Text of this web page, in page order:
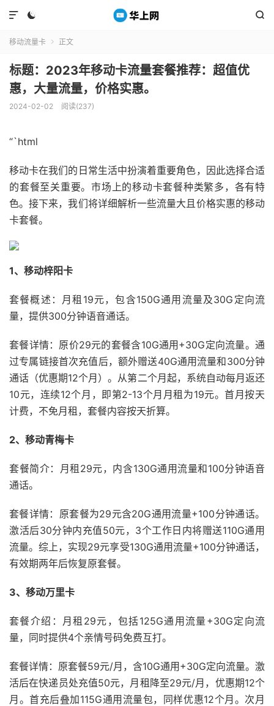
 

移动流量卡  正文
标题：2023年移动卡流量套餐推荐：超值优
惠，大量流量，价格实惠。
2024-02-02 阅读(237)
“`html
移动卡在我们的日常生活中扮演着重要角色，因此选择合适
的套餐至关重要。市场上的移动卡套餐种类繁多，各有特
色。接下来，我们将详细解析一些流量大且价格实惠的移动
卡套餐。
1、移动梓阳卡
套餐概述：月租19元，包含150G通用流量及30G定向流
量，提供300分钟语音通话。
套餐详情：原价29元的套餐含10G通用+30G定向流量。通
过专属链接首次充值后，额外赠送40G通用流量和300分钟
通话（优惠期12个月）。从第二个月起，系统自动每月返还
10元，连续12个月，即第2-13个月月租为19元。首月按天
计费，不免月租，套餐内容按天折算。
2、移动青梅卡
套餐简介：月租29元，内含130G通用流量和100分钟语音
通话。
套餐详情：原套餐为29元含20G通用流量+100分钟通话。
激活后30分钟内充值50元，3个工作日内将赠送110G通用
流量。综上，实现29元享受130G通用流量+100分钟通话，
有效期两年后恢复原套餐。
3、移动万里卡
套餐介绍：月租29元，包括125G通用流量+30G定向流
量，同时提供4个亲情号码免费互打。
套餐详情：原套餐59元/月，含10G通用+30G定向流量。激
活后在快递员处充值50元，月租降至29元/月，优惠期12个
月。首充后叠加115G通用流量包，同样优惠12个月。次月